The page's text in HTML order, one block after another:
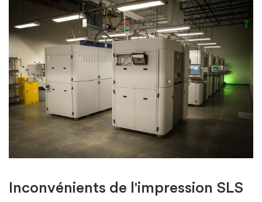
Inconvénients de l'impression SLS